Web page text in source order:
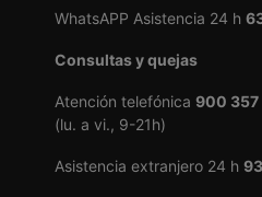
WhatsAPP Asistencia 24 h
Consultas y quejas
Atención telefónica 900 357
(lu. a vi., 9-21h)
Asistencia extranjero 24 h